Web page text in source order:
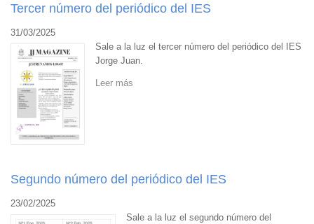
Tercer número del periódico del IES
31/03/2025
Sale a la luz el tercer número del periódico del IES
Jorge Juan.
Leer más
Segundo número del periódico del IES
23/02/2025
Sale a la luz el segundo número del